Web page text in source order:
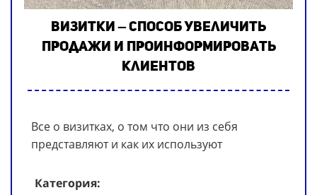
Визитки – способ увеличить
продажи и проинформировать
клиентов
Все о визитках, о том что они из себя
представляют и как их используют
Категория: